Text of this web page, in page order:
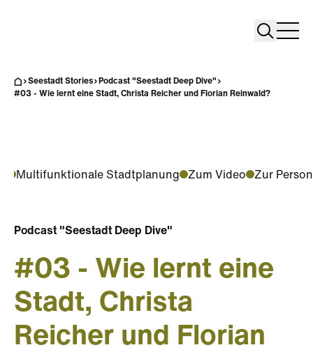
Search
Seestadt Stories
Podcast "Seestadt Deep Dive"
#03 - Wie lernt eine Stadt, Christa Reicher und Florian Reinwald?
Multifunktionale Stadtplanung Zum Video Zur Person
Podcast "Seestadt Deep Dive"
#03 - Wie lernt eine
Stadt, Christa
Reicher und Florian